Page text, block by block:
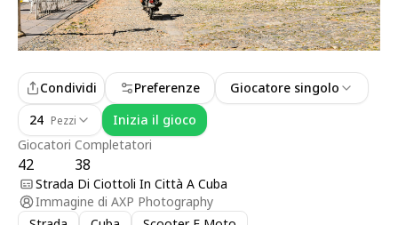
Giocatori
42
Completatori
38
Condividi Preferenze
Giocatore singolo
24 Pezzi Inizia il gioco
Strada Di Ciottoli In Città A Cuba
Immagine di AXP Photography